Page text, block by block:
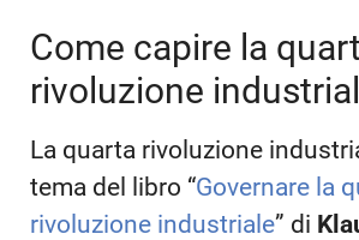
Come capire la
rivoluzione
La quarta rivoluzione
tema del libro “Governare la
rivoluzione industriale” di